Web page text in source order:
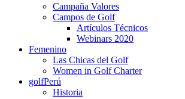
Campaña Valores
Campos de Golf
Artículos Técnicos
Webinars 2020
Femenino
Las Chicas del Golf
Women in Golf Charter
golfPerú
Historia